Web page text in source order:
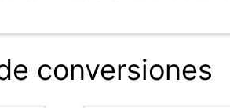
conversiones